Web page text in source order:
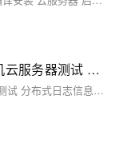
Hadoop-17 Flume 介绍与环境配置 实机云服务器测试 分布式日志信息收集 海量数据 实时采集引擎 Source Channel Sink 串行复制负载均衡
Hadoop-17 Flume 介绍与环境配置 实机云服务器测试 分布式日志信息收集 海量数据 实时采集引擎 Source Channel Sink 串行复制负载均衡